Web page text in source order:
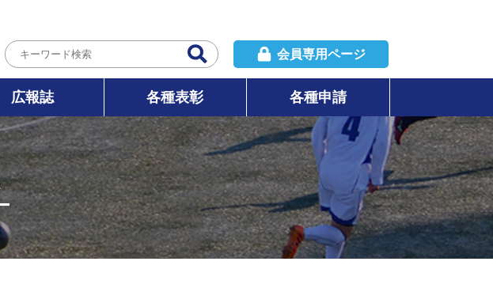
会員専用ページ
広報誌 各種表彰 各種申請